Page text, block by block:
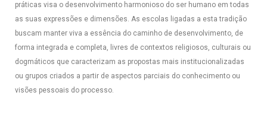
práticas visa o desenvolvimento harmonioso do ser humano em todas
as suas expressões e dimensões. As escolas ligadas a esta tradição
buscam manter viva a essência do caminho de desenvolvimento, de
forma integrada e completa, livres de contextos religiosos, culturais ou
dogmáticos que caracterizam as propostas mais institucionalizadas
ou grupos criados a partir de aspectos parciais do conhecimento ou
visões pessoais do processo.